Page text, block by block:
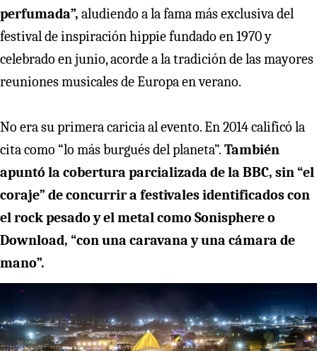
perfumada”, aludiendo a la fama más exclusiva del
festival de inspiración hippie fundado en 1970 y
celebrado en junio, acorde a la tradición de las mayores
reuniones musicales de Europa en verano.
No era su primera caricia al evento. En 2014 calificó la
cita como “lo más burgués del planeta”. También
apuntó la cobertura parcializada de la BBC, sin “el
coraje” de concurrir a festivales identificados con
el rock pesado y el metal como Sonisphere o
Download, “con una caravana y una cámara de
mano”.